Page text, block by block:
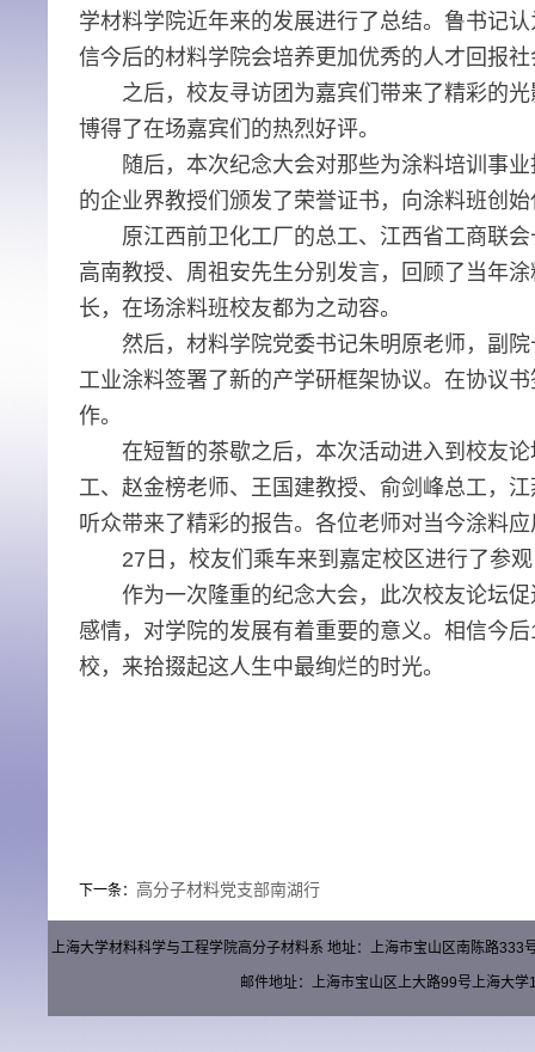
学材料学院近年来的发展进行了总结。鲁书记
信今后的材料学院会培养更加优秀的人才回报社
之后，校友寻访团为嘉宾们带来了精彩的
博得了在场嘉宾们的热烈好评。
随后，本次纪念大会对那些为涂料培训事
的企业界教授们颁发了荣誉证书，向涂料班创
原江西前卫化工厂的总工、江西省工商联
高南教授、周祖安先生分别发言，回顾了当年
长，在场涂料班校友都为之动容。
然后， 材料学院党委书记朱明原老师，副
工业涂料签署了新的产学研框架协议。在协议
作。
在短暂的茶歇之后，本次活动进入到校友
工、赵金榜老师、王国建教授、俞剑峰总工，
听众带来了精彩的报告。各位老师对当今涂料
27 日，校友们乘车来到嘉定校区进行了参
作为一次隆重的纪念大会，此次校友论坛
感情，对学院的发展有着重要的意义。相信今后
校，来拾掇起这人生中最绚烂的时光。
下一条： 高分子材料党支部南湖行
上海大学材料科学与工程学院高分子材料系 地址：上海市宝山区南陈路
邮件地址：上海市宝山区上大路99号上海大